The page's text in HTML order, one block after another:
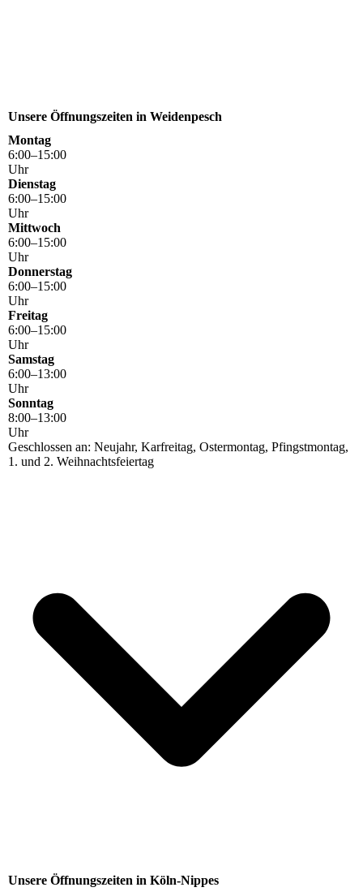
Unsere Öffnungszeiten in Weidenpesch
Montag
6:00–15:00
Uhr
Dienstag
6:00–15:00
Uhr
Mittwoch
6:00–15:00
Uhr
Donnerstag
6:00–15:00
Uhr
Freitag
6:00–15:00
Uhr
Samstag
6:00–13:00
Uhr
Sonntag
8:00–13:00
Uhr
Geschlossen an: Neujahr, Karfreitag, Ostermontag, Pfingstmontag,
1. und 2. Weihnachtsfeiertag
Unsere Öffnungszeiten in Köln-Nippes